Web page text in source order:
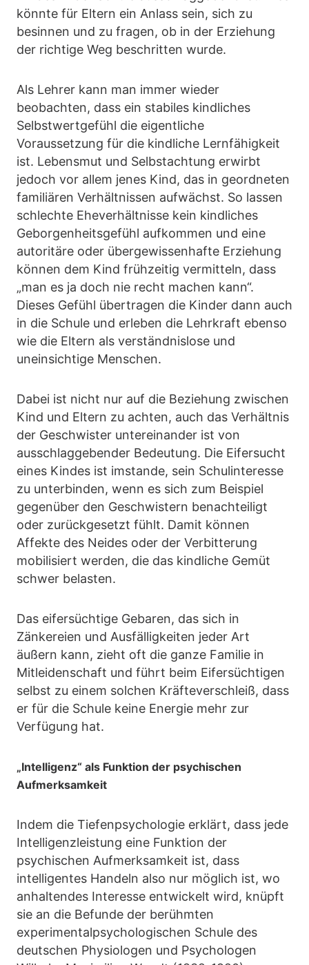
könnte für Eltern ein Anlass sein, sich zu
besinnen und zu fragen, ob in der Erziehung
der richtige Weg beschritten wurde.
Als Lehrer kann man immer wieder
beobachten, dass ein stabiles kindliches
Selbstwertgefühl die eigentliche
Voraussetzung für die kindliche Lernfähigkeit
ist. Lebensmut und Selbstachtung erwirbt
jedoch vor allem jenes Kind, das in geordneten
familiären Verhältnissen aufwächst. So lassen
schlechte Eheverhältnisse kein kindliches
Geborgenheitsgefühl aufkommen und eine
autoritäre oder übergewissenhafte Erziehung
können dem Kind frühzeitig vermitteln, dass
„man es ja doch nie recht machen kann“.
Dieses Gefühl übertragen die Kinder dann auch
in die Schule und erleben die Lehrkraft ebenso
wie die Eltern als verständnislose und
uneinsichtige Menschen.
Dabei ist nicht nur auf die Beziehung zwischen
Kind und Eltern zu achten, auch das Verhältnis
der Geschwister untereinander ist von
ausschlaggebender Bedeutung. Die Eifersucht
eines Kindes ist imstande, sein Schulinteresse
zu unterbinden, wenn es sich zum Beispiel
gegenüber den Geschwistern benachteiligt
oder zurückgesetzt fühlt. Damit können
Affekte des Neides oder der Verbitterung
mobilisiert werden, die das kindliche Gemüt
schwer belasten.
Das eifersüchtige Gebaren, das sich in
Zänkereien und Ausfälligkeiten jeder Art
äußern kann, zieht oft die ganze Familie in
Mitleidenschaft und führt beim Eifersüchtigen
selbst zu einem solchen Kräfteverschleiß, dass
er für die Schule keine Energie mehr zur
Verfügung hat.
„Intelligenz“ als Funktion der psychischen
Aufmerksamkeit
Indem die Tiefenpsychologie erklärt, dass jede
Intelligenzleistung eine Funktion der
psychischen Aufmerksamkeit ist, dass
intelligentes Handeln also nur möglich ist, wo
anhaltendes Interesse entwickelt wird, knüpft
sie an die Befunde der berühmten
experimentalpsychologischen Schule des
deutschen Physiologen und Psychologen